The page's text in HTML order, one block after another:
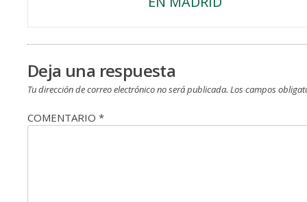
entradas
Deja una respuesta
Tu dirección de correo electrónico no será publicada. Los campos
COMENTARIO *